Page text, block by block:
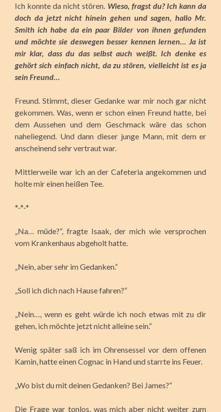
Ich konnte da nicht stören. Wieso, fragst du? Ich kann da
doch da jetzt nicht hinein gehen und sagen, hallo Mr.
Smith ich habe da ein paar Bilder von ihnen gefunden
und möchte sie deswegen besser kennen lernen… Ja ist
mir klar, dass du das selbst auch weißt. Ich denke es
gehört sich einfach nicht, da zu stören, vielleicht ist es ja
sein Freund…
Freund. Stimmt, dieser Gedanke war mir noch gar nicht
gekommen. Was, wenn er schon einen Freund hatte, bei
dem Aussehen und dem Geschmack wäre das schon
naheliegend. Und dann dieser junge Mann, mit dem er
anscheinend sehr vertraut war.
Mittlerweile war ich an der Cafeteria angekommen und
holte mir einen heißen Tee.
*-*-*
„Na… müde?“, fragte Isaak, der mich wie versprochen
vom Krankenhaus abgeholt hatte.
„Nein, aber sehr im Gedanken.“
„Soll ich dich nach Hause fahren?“
„Nein…, wenn es geht würde ich noch etwas mit zu dir
gehen, ich möchte jetzt nicht alleine sein.“
Wenig später saß ich im Ohrensessel vor dem offenen
Kamin, hatte einen Cognac in Hand und starrte ins Feuer.
„Wo bist du mit deinen Gedanken? Bei James?“
Die Frage war tonlos, was mich aber nicht weiter zum